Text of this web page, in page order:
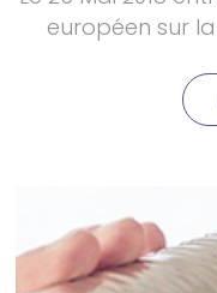
européen sur